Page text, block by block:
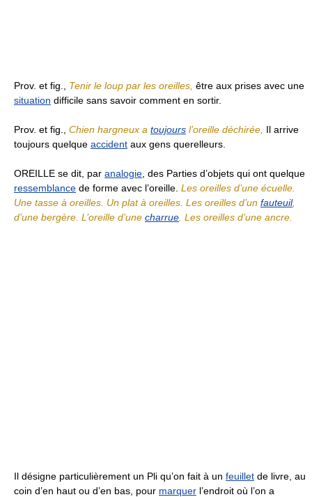
Prov. et fig., Tenir le loup par les oreilles, être aux prises avec une
situation difficile sans savoir comment en sortir.
Prov. et fig., Chien hargneux a toujours l’oreille déchirée, Il arrive
toujours quelque accident aux gens querelleurs.
OREILLE se dit, par analogie , des Parties d’objets qui ont quelque
ressemblance de forme avec l’oreille. Les oreilles d’une écuelle.
Une tasse à oreilles. Un plat à oreilles. Les oreilles d’un fauteuil,
d’une bergère. L’oreille d’une charrue . Les oreilles d’une ancre.
Il désigne particulièrement un Pli qu’on fait à un feuillet de livre, au
coin d’en haut ou d’en bas, pour marquer l’endroit où l’on a